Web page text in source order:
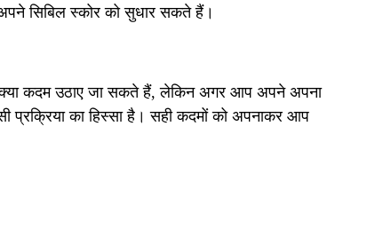
सिबिल स्कोर को सुधार सकते हैं।
कदम उठाए जा सकते हैं, लेकिन अगर आप अपने अपना
प्रक्रिया का हिस्सा है। सही कदमों को अपनाकर आप